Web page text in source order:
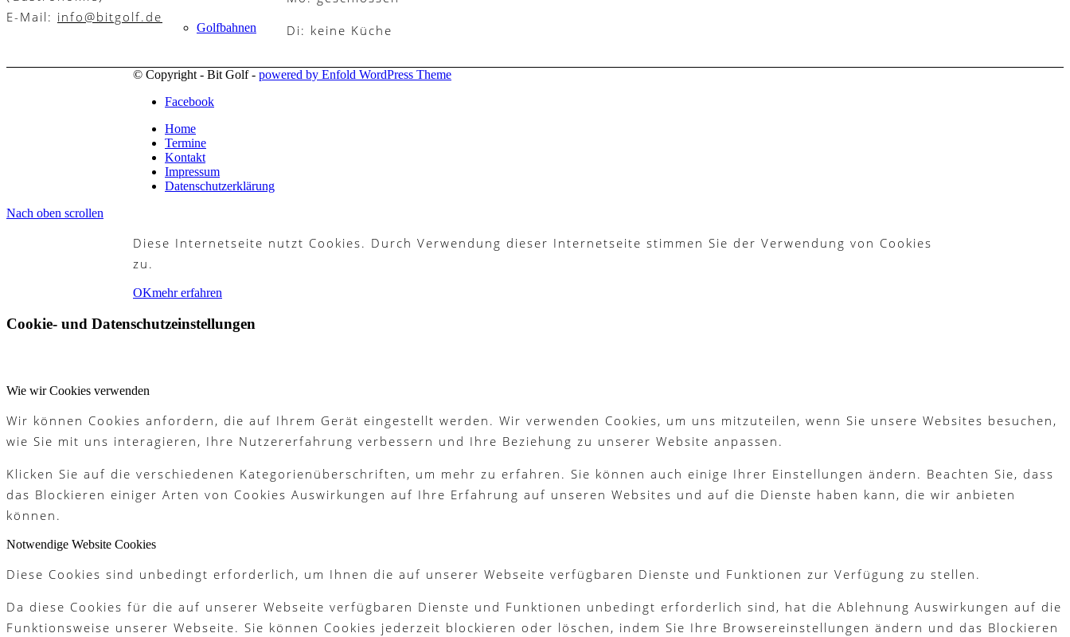
Golfbahnen
Mannschaften
Platzregeln
Galerie
Schnupperjahr
E-Mail: info@bitgolf.de
Di: keine Küche
© Copyright - Bit Golf - powered by Enfold WordPress Theme
Facebook
Home
Termine
Kontakt
Impressum
Datenschutzerklärung
Nach oben scrollen
Diese Internetseite nutzt Cookies. Durch Verwendung dieser Internetseite stimmen Sie der Verwendung von Cookies
zu.
OKmehr erfahren
Cookie- und Datenschutzeinstellungen
Wie wir Cookies verwenden
Wir können Cookies anfordern, die auf Ihrem Gerät eingestellt werden. Wir verwenden Cookies, um uns mitzuteilen, wenn Sie unsere Websites besuchen,
wie Sie mit uns interagieren, Ihre Nutzererfahrung verbessern und Ihre Beziehung zu unserer Website anpassen.
Klicken Sie auf die verschiedenen Kategorienüberschriften, um mehr zu erfahren. Sie können auch einige Ihrer Einstellungen ändern. Beachten Sie, dass
das Blockieren einiger Arten von Cookies Auswirkungen auf Ihre Erfahrung auf unseren Websites und auf die Dienste haben kann, die wir anbieten
können.
Notwendige Website Cookies
Diese Cookies sind unbedingt erforderlich, um Ihnen die auf unserer Webseite verfügbaren Dienste und Funktionen zur Verfügung zu stellen.
Da diese Cookies für die auf unserer Webseite verfügbaren Dienste und Funktionen unbedingt erforderlich sind, hat die Ablehnung Auswirkungen auf die
Funktionsweise unserer Webseite. Sie können Cookies jederzeit blockieren oder löschen, indem Sie Ihre Browsereinstellungen ändern und das Blockieren